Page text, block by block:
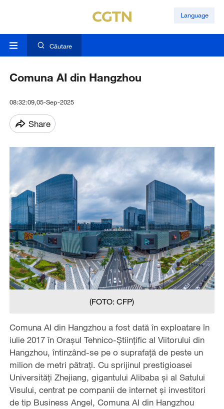
Language
Căutare
Comuna AI din Hangzhou
08:32:09,05-Sep-2025
Share
(FOTO: CFP)
Comuna AI din Hangzhou a fost dată în exploatare în
iulie 2017 în Orașul Tehnico-Științific al Viitorului din
Hangzhou, întinzând-se pe o suprafață de peste un
milion de metri pătrați. Cu sprijinul prestigioasei
Universități Zhejiang, gigantului Alibaba și al Satului
Visului, centrat pe companii de internet și investitori
de tip Business Angel, Comuna AI din Hangzhou